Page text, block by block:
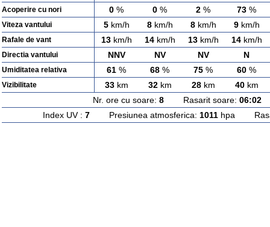
Acoperire cu nori 0 % 0 % 2 % 73 %
Viteza vantului 5km/h 8km/h 8km/h 9km/h
Rafale de vant 13km/h 14km/h 13km/h 14km/h
Directia vantului NNV NV NV N
Umiditatea relativa 61 % 68 % 75 % 60 %
Vizibilitate 33km 32km 28km 40km
Nr. ore cu soare: 8Rasarit soare: 06:02
Index UV : 7Presiunea atmosferica: 1011hpa